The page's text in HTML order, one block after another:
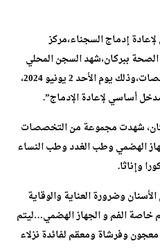
إدماج السجناء،مركز
ببركان،شهد السجن المحلي
ببركان، قافلة طبية متعددة التخصصات،وذلك يوم الأحد 2 يونيو 2024،
أساسي لإعادة الإدماج”.
شهدت مجموعة من التخصصات
الهضمي وطب الغدد وطب النساء
وضرورة العناية والوقاية
خاصة الفم و الجهاز الهضمي…ليتم
وفرشاة ومعقم لفائدة نزلاء